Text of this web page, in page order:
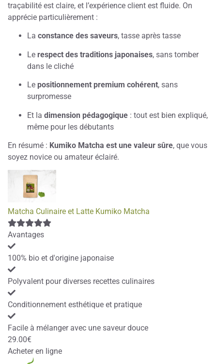
traçabilité est claire, et l’expérience client est fluide. On
apprécie particulièrement :
La constance des saveurs, tasse après tasse
Le respect des traditions japonaises, sans tomber
dans le cliché
Le positionnement premium cohérent, sans
surpromesse
Et la dimension pédagogique : tout est bien expliqué,
même pour les débutants
En résumé : Kumiko Matcha est une valeur sûre, que vous
soyez novice ou amateur éclairé.
Matcha Culinaire et Latte Kumiko Matcha
Avantages
100% bio et d'origine japonaise
Polyvalent pour diverses recettes culinaires
Conditionnement esthétique et pratique
Facile à mélanger avec une saveur douce
29.00€
Acheter en ligne